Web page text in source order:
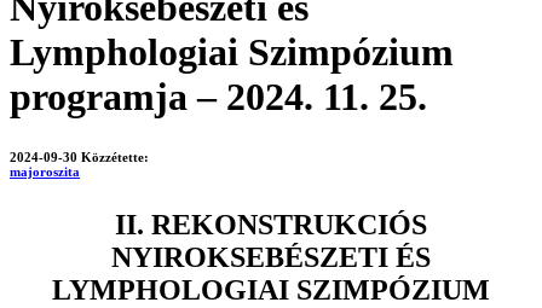
Lymphologiai Szimpózium
programja – 2024. 11. 25.
2024-09-30 Közzétette:
majoroszita
II. REKONSTRUKCIÓS
NYIROKSEBÉSZETI ÉS
LYMPHOLOGIAI SZIMPÓZIUM